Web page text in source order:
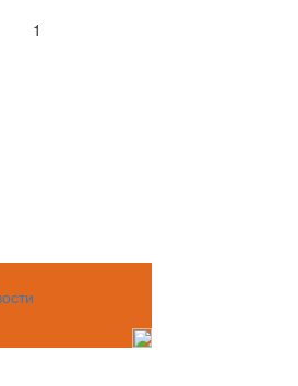
1